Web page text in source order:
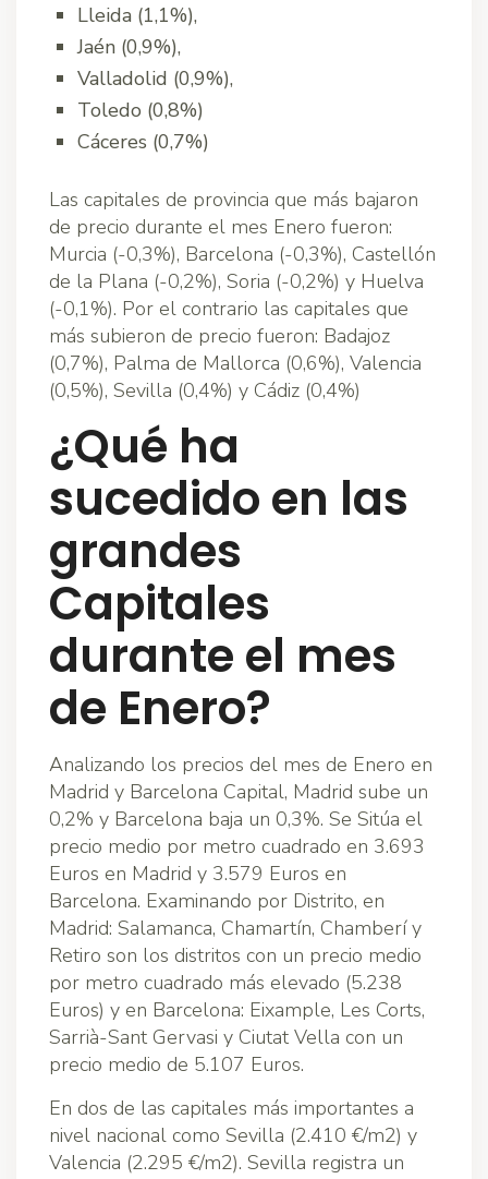
Lleida (1,1%),
Jaén (0,9%),
Valladolid (0,9%),
Toledo (0,8%)
Cáceres (0,7%)
Las capitales de provincia que más bajaron
de precio durante el mes Enero fueron:
Murcia (-0,3%), Barcelona (-0,3%), Castellón
de la Plana (-0,2%), Soria (-0,2%) y Huelva
(-0,1%). Por el contrario las capitales que
más subieron de precio fueron: Badajoz
(0,7%), Palma de Mallorca (0,6%), Valencia
(0,5%), Sevilla (0,4%) y Cádiz (0,4%)
¿Qué ha
sucedido en las
grandes
Capitales
durante el mes
de Enero?
Analizando los precios del mes de Enero en
Madrid y Barcelona Capital, Madrid sube un
0,2% y Barcelona baja un 0,3%. Se Sitúa el
precio medio por metro cuadrado en 3.693
Euros en Madrid y 3.579 Euros en
Barcelona. Examinando por Distrito, en
Madrid: Salamanca, Chamartín, Chamberí y
Retiro son los distritos con un precio medio
por metro cuadrado más elevado (5.238
Euros) y en Barcelona: Eixample, Les Corts,
Sarrià-Sant Gervasi y Ciutat Vella con un
precio medio de 5.107 Euros.
En dos de las capitales más importantes a
nivel nacional como Sevilla (2.410 €/m2) y
Valencia (2.295 €/m2). Sevilla registra un